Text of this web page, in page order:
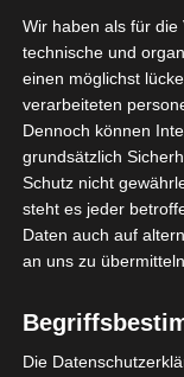
Wir haben als für die
technische und
einen möglichst
verarbeiteten
Dennoch können
grundsätzlich
Schutz nicht
steht es jeder
Daten auch auf
an uns zu
Die